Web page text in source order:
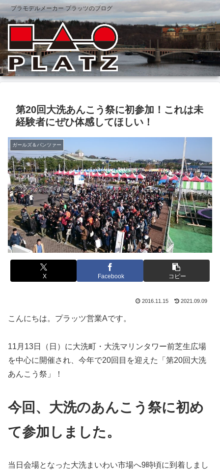
プラモデルメーカー プラッツのブログ
第20回大洗あんこう祭に初参加！これは未
経験者にぜひ体感してほしい！
ガールズ＆パンツァー
X Facebook コピー
2016.11.15 2021.09.09
こんにちは。プラッツ営業Aです。
11月13日（日）に大洗町・大洗マリンタワー前芝生広場
を中心に開催され、今年で20回目を迎えた「第20回大洗
あんこう祭」！
今回、大洗のあんこう祭に初め
て参加しました。
当日会場となった大洗まいわい市場へ9時頃に到着しまし